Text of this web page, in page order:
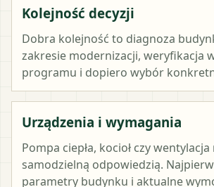
Kolejność decyzji
Dobra kolejność to diagnoza
zakresie modernizacji, weryfikacja
programu i dopiero wybór
Urządzenia i wymagania
Pompa ciepła, kocioł czy wentylacja
samodzielną odpowiedzią.
parametry budynku i aktualne